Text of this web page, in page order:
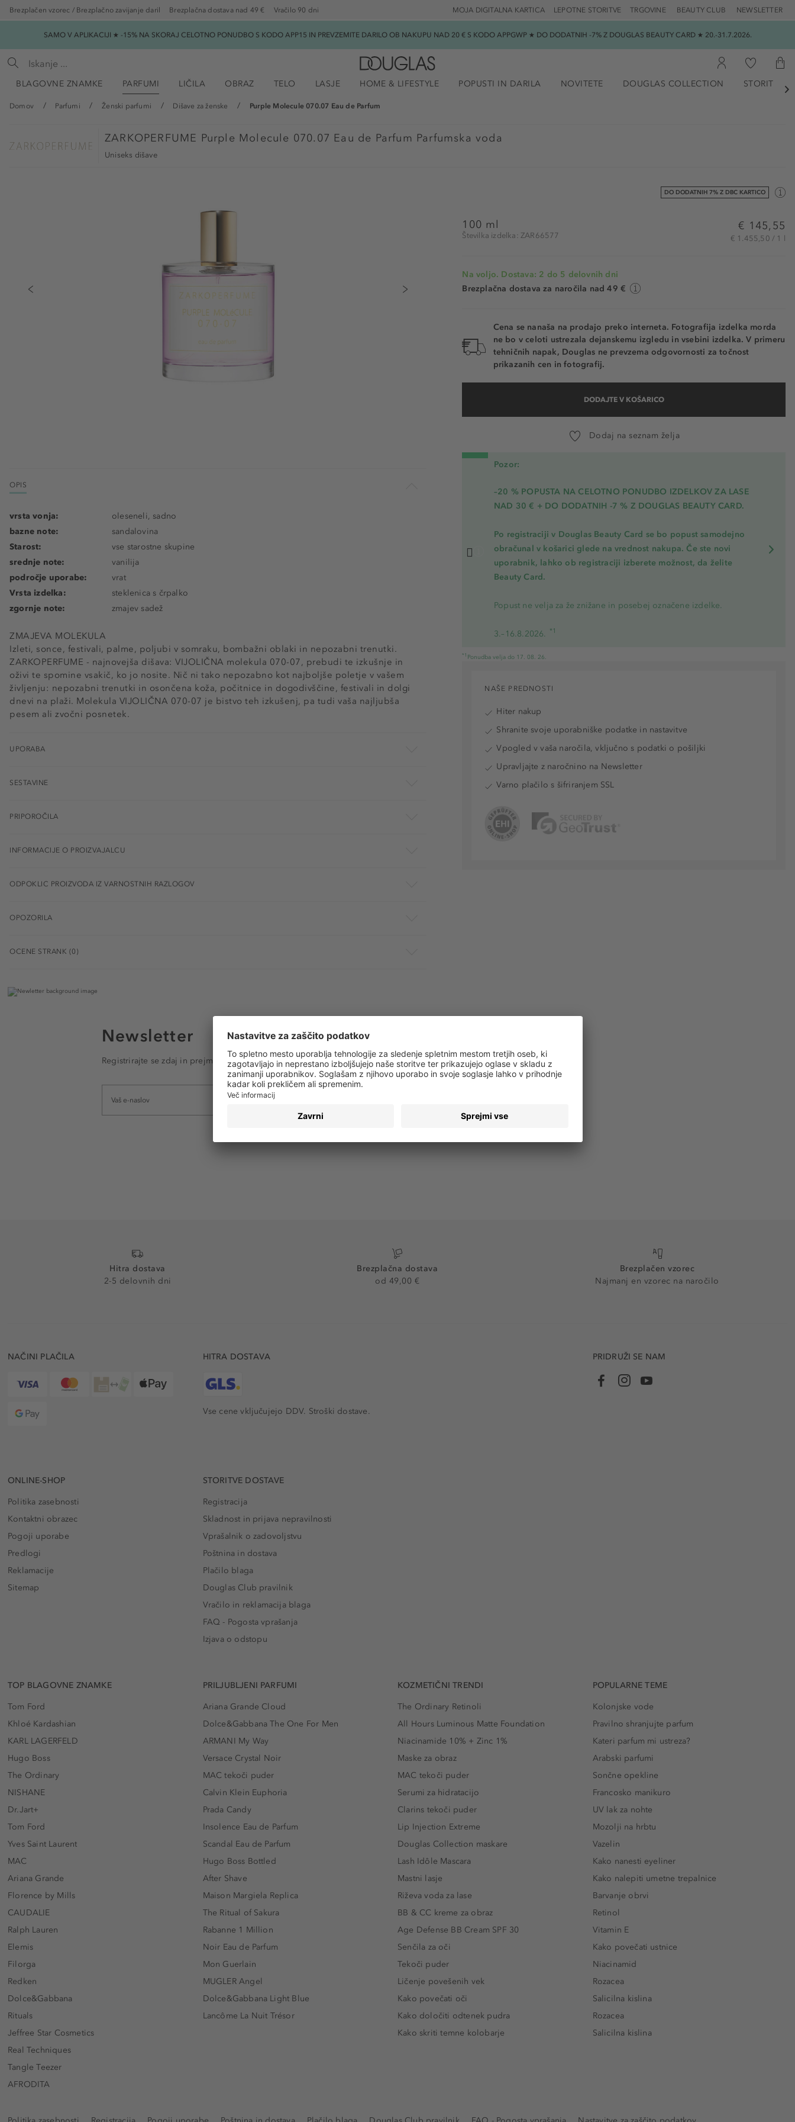
Brezplačen vzorec / Brezplačno zavijanje daril Brezplačna dostava nad 49 € Vračilo 90 dni TRGOVINE BEAUTY CLUB NEWSLETTER
LEPOTNE STORITVE
MOJA DIGITALNA KARTICA
SAMO V APLIKACIJI ★ -15% NA SKORAJ CELOTNO PONUDBO S KODO APP15 IN PREVZEMITE DARILO OB NAKUPU NAD 20 € S KODO APPGWP ★ DO DODATNIH -7% Z DOUGLAS BEAUTY CARD ★ 20.-31.7.2026.
BLAGOVNE ZNAMKE PARFUMI LIČILA OBRAZ TELO LASJE HOME & LIFESTYLE POPUSTI IN DARILA NOVITETE DOUGLAS COLLECTION STORITVE

Domov Parfumi Ženski parfumi Dišave za ženske Purple Molecule 070.07 Eau de Parfum
ZARKOPERFUME Purple Molecule 070.07 Eau de Parfum Parfumska voda
Uniseks dišave
DO DODATNIH 7% Z DBC KARTICO
100 ml
Številka izdelka: ZAR66577
€ 145,55
€ 1.455,50 / 1 l
Na voljo. Dostava: 2 do 5 delovnih dni
Brezplačna dostava za naročila nad 49 €
Cena se nanaša na prodajo preko interneta. Fotografija izdelka morda
ne bo v celoti ustrezala dejanskemu izgledu in vsebini izdelka. V primeru
tehničnih napak, Douglas ne prevzema odgovornosti za točnost
prikazanih cen in fotografij.
DODAJTE V KOŠARICO
Dodaj na seznam želja
Pozor:
–20 % POPUSTA NA CELOTNO PONUDBO IZDELKOV ZA LASE
NAD 30 € + DO DODATNIH -7 % Z DOUGLAS BEAUTY CARD.
Po registraciji v Douglas Beauty Card se bo popust samodejno
obračunal v košarici glede na vrednost nakupa. Če ste novi
uporabnik, lahko ob registraciji izberete možnost, da želite
Beauty Card.
Popust ne velja za že znižane in posebej označene izdelke.
3.–16.8.2026. *1
*1 Ponudba velja do 17. 08. 26.
OPIS
ZMAJEVA MOLEKULA
Izleti, sonce, festivali, palme, poljubi v somraku, bombažni oblaki in nepozabni trenutki.
ZARKOPERFUME - najnovejša dišava: VIJOLIČNA molekula 070-07, prebudi te izkušnje in
oživi te spomine vsakič, ko jo nosite. Nič ni tako nepozabno kot najboljše poletje v vašem
življenju: nepozabni trenutki in osončena koža, počitnice in dogodivščine, festivali in dolgi
dnevi na plaži. Molekula VIJOLIČNA 070-07 je bistvo teh izkušenj, pa tudi vaša najljubša
pesem ali zvočni posnetek.
vrsta vonja:
oleseneli, sadno
bazne note:
sandalovina
Starost:
vse starostne skupine
srednje note:
vanilija
področje uporabe:
vrat
Vrsta izdelka:
steklenica s črpalko
zgornje note:
zmajev sadež
UPORABA
SESTAVINE
PRIPOROČILA
INFORMACIJE O PROIZVAJALCU
ODPOKLIC PROIZVODA IZ VARNOSTNIH RAZLOGOV
OPOZORILA
OCENE STRANK (0)
NAŠE PREDNOSTI
Hiter nakup
Shranite svoje uporabniške podatke in nastavitve
Vpogled v vaša naročila, vključno s podatki o pošiljki
Upravljajte z naročnino na Newsletter
Varno plačilo s šifriranjem SSL
Newsletter
Registrirajte se zdaj in prejmite e-poštna obvestila o vseh trendih in ponudbah!
Hitra dostava
2-5 delovnih dni
Brezplačna dostava
od 49,00 €
Brezplačen vzorec
Najmanj en vzorec na naročilo
NAČINI PLAČILA HITRA DOSTAVA
Vse cene vključujejo DDV. Stroški dostave.
PRIDRUŽI SE NAM
ONLINE-SHOP
Politika zasebnosti
Kontaktni obrazec
Pogoji uporabe
Predlogi
Reklamacije
Sitemap
STORITVE DOSTAVE
Registracija
Skladnost in prijava nepravilnosti
Vprašalnik o zadovoljstvu
Poštnina in dostava
Plačilo blaga
Douglas Club pravilnik
Vračilo in reklamacija blaga
FAQ - Pogosta vprašanja
Izjava o odstopu
TOP BLAGOVNE ZNAMKE
Tom Ford
Khloé Kardashian
KARL LAGERFELD
Hugo Boss
The Ordinary
NISHANE
Dr.Jart+
Tom Ford
Yves Saint Laurent
MAC
Ariana Grande
Florence by Mills
CAUDALIE
Ralph Lauren
Elemis
Filorga
Redken
Dolce&Gabbana
Rituals
Jeffree Star Cosmetics
Real Techniques
Tangle Teezer
AFRODITA
PRILJUBLJENI PARFUMI
Ariana Grande Cloud
Dolce&Gabbana The One For Men
ARMANI My Way
Versace Crystal Noir
MAC tekoči puder
Calvin Klein Euphoria
Prada Candy
Insolence Eau de Parfum
Scandal Eau de Parfum
Hugo Boss Bottled
After Shave
Maison Margiela Replica
The Ritual of Sakura
Rabanne 1 Million
Noir Eau de Parfum
Mon Guerlain
MUGLER Angel
Dolce&Gabbana Light Blue
Lancôme La Nuit Trésor
KOZMETIČNI TRENDI
The Ordinary Retinoli
All Hours Luminous Matte Foundation
Niacinamide 10% + Zinc 1%
Maske za obraz
MAC tekoči puder
Serumi za hidratacijo
Clarins tekoči puder
Lip Injection Extreme
Douglas Collection maskare
Lash Idôle Mascara
Mastni lasje
Riževa voda za lase
BB & CC kreme za obraz
Age Defense BB Cream SPF 30
Senčila za oči
Tekoči puder
Ličenje povešenih vek
Kako povečati oči
Kako določiti odtenek pudra
Kako skriti temne kolobarje
POPULARNE TEME
Kolonjske vode
Pravilno shranjujte parfum
Kateri parfum mi ustreza?
Arabski parfumi
Sončne opekline
Francosko manikuro
UV lak za nohte
Mozolji na hrbtu
Vazelin
Kako nanesti eyeliner
Kako nalepiti umetne trepalnice
Barvanje obrvi
Retinol
Vitamin E
Kako povečati ustnice
Niacinamid
Rozacea
Salicilna kislina
Rozacea
Salicilna kislina